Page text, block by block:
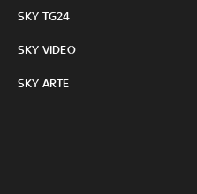
SKY TG24
SKY VIDEO
SKY ARTE